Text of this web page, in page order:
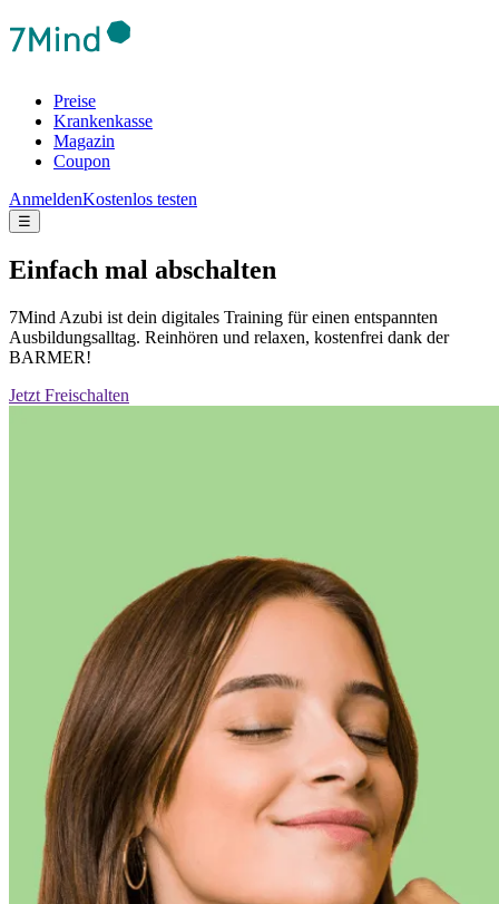
Preise
Krankenkasse
Magazin
Coupon
AnmeldenKostenlos testen
☰
Einfach mal abschalten
7Mind Azubi ist dein digitales Training für einen entspannten
Ausbildungsalltag. Reinhören und relaxen, kostenfrei dank der
BARMER!
Jetzt Freischalten